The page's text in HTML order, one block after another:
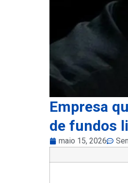
Empresa
de fundos
maio 15, 2026